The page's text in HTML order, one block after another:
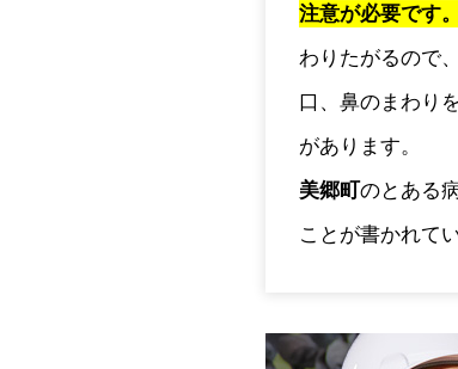
注意が必要です。
わりたがるので
口、鼻のまわり
があります。
美郷町のとある
ことが書かれて